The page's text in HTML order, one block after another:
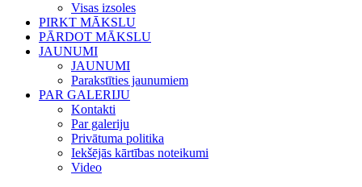
Visas izsoles
PIRKT MĀKSLU
PĀRDOT MĀKSLU
JAUNUMI
JAUNUMI
Parakstīties jaunumiem
PAR GALERIJU
Kontakti
Par galeriju
Privātuma politika
Iekšējās kārtības noteikumi
Video